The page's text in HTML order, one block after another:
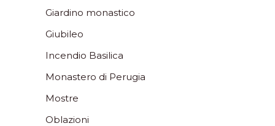
Giardino monastico
Giubileo
Incendio Basilica
Monastero di Perugia
Mostre
Oblazioni